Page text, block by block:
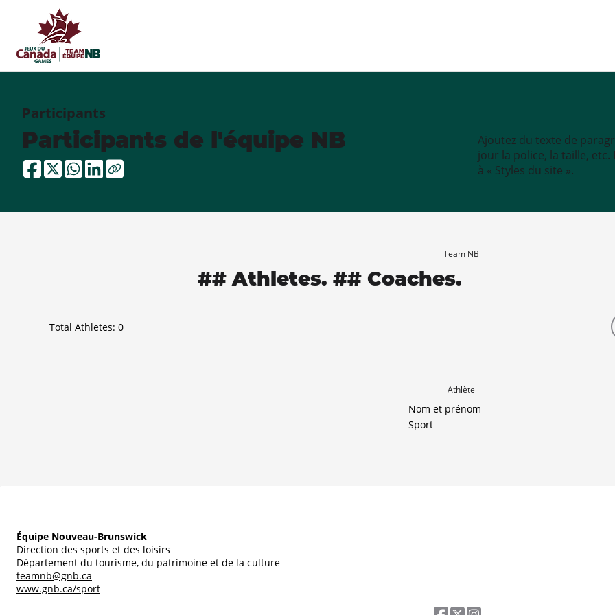
Participants
Participants de l'équipe NB
Ajoutez du texte de
jour la police, la taille,
à « Styles du site ».
Team NB
## Athletes. ## Coaches.
Total Athletes: 0
Athlète
Nom et prénom
Sport
Équipe Nouveau-Brunswick
Direction des sports et des loisirs
Département du tourisme, du patrimoine et de la culture
teamnb@gnb.ca
www.gnb.ca/sport